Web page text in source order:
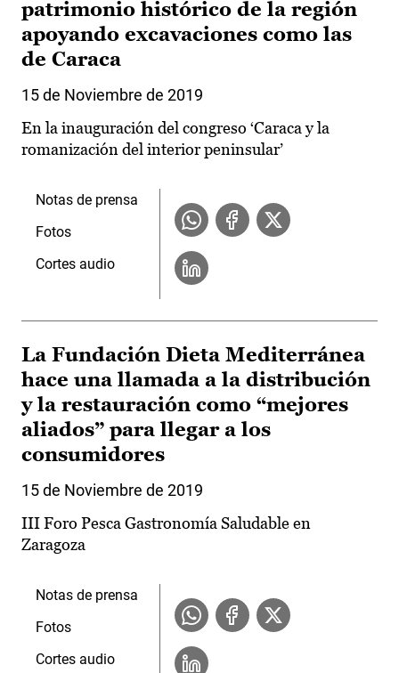
patrimonio histórico de la región
apoyando excavaciones como las
de Caraca
15 de Noviembre de 2019
En la inauguración del congreso ‘Caraca y la
romanización del interior peninsular’
Notas de prensa
Fotos
Cortes audio
La Fundación Dieta Mediterránea
hace una llamada a la distribución
y la restauración como “mejores
aliados” para llegar a los
consumidores
15 de Noviembre de 2019
III Foro Pesca Gastronomía Saludable en
Zaragoza
Notas de prensa
Fotos
Cortes audio